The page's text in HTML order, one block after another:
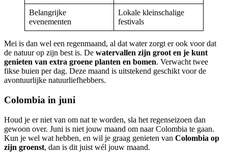
Belangrijke
evenementen
Lokale kleinschalige
festivals
Mei is dan wel een regenmaand, al dat water zorgt er ook voor dat
de natuur op zijn best is. De watervallen zijn groot en je kunt
genieten van extra groene planten en bomen. Verwacht twee
fikse buien per dag. Deze maand is uitstekend geschikt voor de
avontuurlijke natuurliefhebbers.
Colombia in juni
Houd je er niet van om nat te worden, sla het regenseizoen dan
gewoon over. Juni is niet jouw maand om naar Colombia te gaan.
Kun je wel wat hebben, en wil je graag genieten van Colombia op
zijn groenst, dan is dit juist wél jouw maand.